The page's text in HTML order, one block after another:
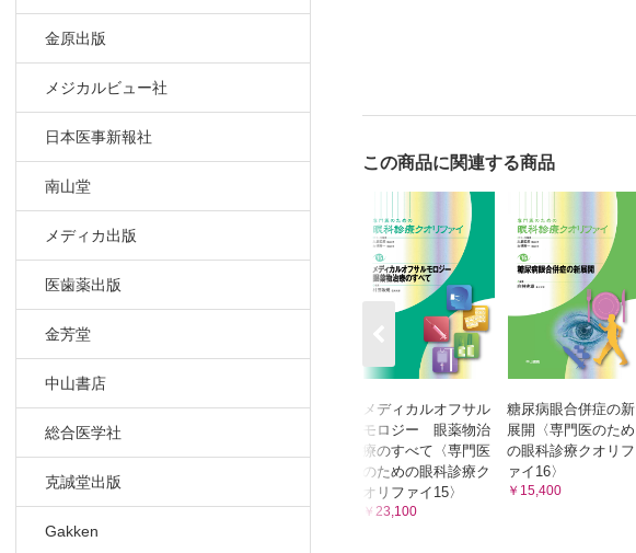
金原出版
メジカルビュー社
日本医事新報社
南山堂
メディカ出版
医歯薬出版
金芳堂
中山書店
総合医学社
克誠堂出版
Gakken
この商品に関連する商品
メディカルオフサル
モロジー 眼薬物治
療のすべて〈専門医
のための眼科診療ク
オリファイ15〉
￥23,100
糖尿病眼合併症の新
展開〈専門医のため
の眼科診療クオリフ
ァイ16〉
￥15,400